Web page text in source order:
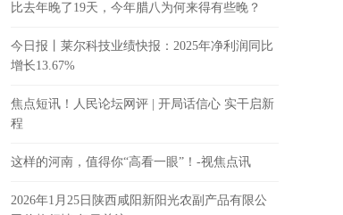
比去年晚了19天，今年腊八为何来得有些晚？
今日报丨莱尔科技业绩快报：2025年净利润同比
增长13.67%
焦点短讯！人民论坛网评 | 开局话信心 实干启新
程
这样的河南，值得你“高看一眼”！-视焦点讯
2026年1月25日陕西咸阳新阳光农副产品有限公